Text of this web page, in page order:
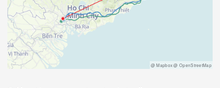
@ Mapbox @ OpenStreetMap